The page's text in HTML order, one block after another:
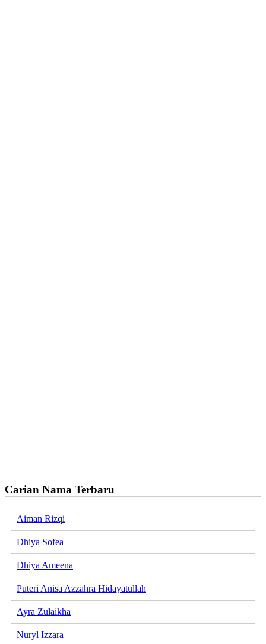
Carian Nama Terbaru
Aiman Rizqi
Dhiya Sofea
Dhiya Ameena
Puteri Anisa Azzahra Hidayatullah
Ayra Zulaikha
Nuryl Izzara